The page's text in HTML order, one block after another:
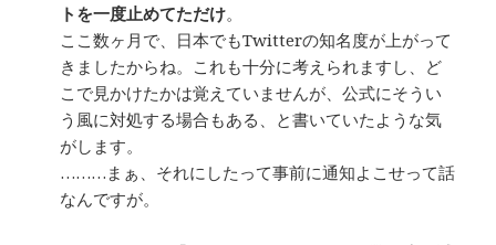
トを一度止めてただけ。
ここ数ヶ月で、日本でもTwitterの知名度が上がって
きましたからね。これも十分に考えられますし、ど
こで見かけたかは覚えていませんが、公式にそうい
う風に対処する場合もある、と書いていたような気
がします。
………まぁ、それにしたって事前に通知よこせって話
なんですが。